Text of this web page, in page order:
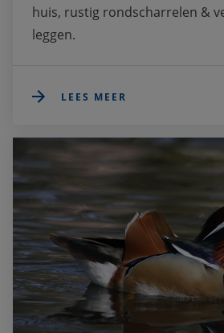
huis, rustig rondscharrelen &
leggen.
LEES MEER